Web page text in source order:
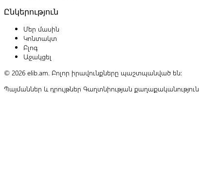
Ընկերություն
Մեր մասին
Կոնտակտ
Բլոգ
Աջակցել
© 2026 elib.am. Բոլոր իրավունքները պաշտպանված են:
Պայմաններ և դրույթներ Գաղտնիության քաղաքականություն